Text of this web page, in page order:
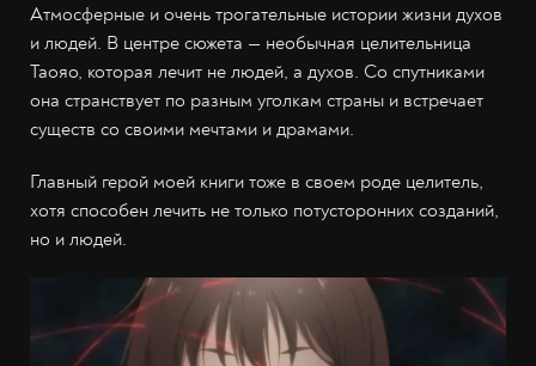
Атмосферные и очень трогательные истории жизни духов
и людей. В центре сюжета — необычная целительница
Таояо, которая лечит не людей, а духов. Со спутниками
она странствует по разным уголкам страны и встречает
существ со своими мечтами и драмами.
Главный герой моей книги тоже в своем роде целитель,
хотя способен лечить не только потусторонних созданий,
но и людей.